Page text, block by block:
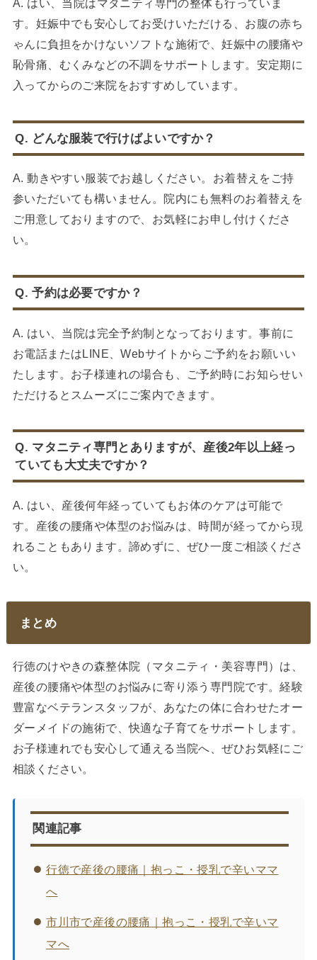
A. はい、当院はマタニティ専門の整体も行っていま
す。妊娠中でも安心してお受けいただける、お腹の赤ち
ゃんに負担をかけないソフトな施術で、妊娠中の腰痛や
恥骨痛、むくみなどの不調をサポートします。安定期に
入ってからのご来院をおすすめしています。
Q. どんな服装で行けばよいですか？
A. 動きやすい服装でお越しください。お着替えをご持
参いただいても構いません。院内にも無料のお着替えを
ご用意しておりますので、お気軽にお申し付けくださ
い。
Q. 予約は必要ですか？
A. はい、当院は完全予約制となっております。事前に
お電話またはLINE、Webサイトからご予約をお願いい
たします。お子様連れの場合も、ご予約時にお知らせい
ただけるとスムーズにご案内できます。
Q. マタニティ専門とありますが、産後2年以上経っ
ていても大丈夫ですか？
A. はい、産後何年経っていてもお体のケアは可能で
す。産後の腰痛や体型のお悩みは、時間が経ってから現
れることもあります。諦めずに、ぜひ一度ご相談くださ
い。
まとめ
行徳のけやきの森整体院（マタニティ・美容専門）は、
産後の腰痛や体型のお悩みに寄り添う専門院です。経験
豊富なベテランスタッフが、あなたの体に合わせたオー
ダーメイドの施術で、快適な子育てをサポートします。
お子様連れでも安心して通える当院へ、ぜひお気軽にご
相談ください。
関連記事
行徳で産後の腰痛｜抱っこ・授乳で辛いママ
へ
市川市で産後の腰痛｜抱っこ・授乳で辛いマ
マへ